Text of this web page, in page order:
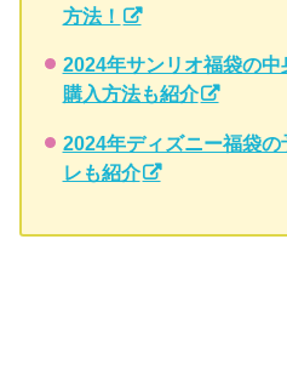
方法！
2024年サンリオ福袋の
購入方法も紹介
2024年ディズニー福袋
レも紹介